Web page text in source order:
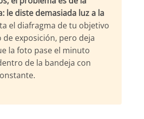
le diste demasiada luz a la
el diafragma de tu objetivo
de exposición, pero deja
la foto pase el minuto
de la bandeja con